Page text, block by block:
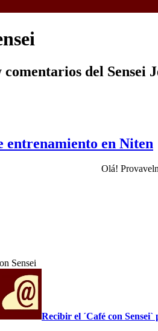
comentarios del Sensei
entrenamiento en Niten
Olá!
Sensei
Recibir el ´Café con